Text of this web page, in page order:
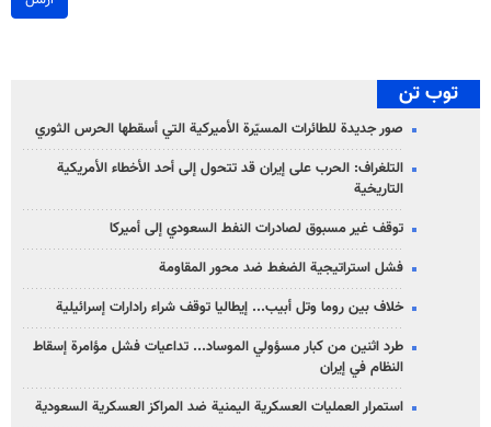
توب تن
صور جديدة للطائرات المسيّرة الأميركية التي أسقطها الحرس الثوري
التلغراف: الحرب على إيران قد تتحول إلى أحد الأخطاء الأمريكية
التاريخية
توقف غير مسبوق لصادرات النفط السعودي إلى أميركا
فشل استراتيجية الضغط ضد محور المقاومة
خلاف بين روما وتل أبيب... إيطاليا توقف شراء رادارات إسرائيلية
طرد اثنين من كبار مسؤولي الموساد... تداعيات فشل مؤامرة إسقاط
النظام في إيران
استمرار العمليات العسكرية اليمنية ضد المراكز العسكرية السعودية